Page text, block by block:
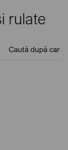
rulate
Caută după